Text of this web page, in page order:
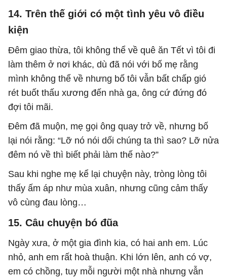
14. Trên thế giới có một tình yêu vô điều
kiện
Đêm giao thừa, tôi không thể về quê ăn Tết vì tôi đi
làm thêm ở nơi khác, dù đã nói với bố mẹ rằng
mình không thể về nhưng bố tôi vẫn bất chấp gió
rét buốt thấu xương đến nhà ga, ông cứ đứng đó
đợi tôi mãi.
Đêm đã muộn, mẹ gọi ông quay trở về, nhưng bố
lại nói rằng: “Lỡ nó nói dối chúng ta thì sao? Lỡ nửa
đêm nó về thì biết phải làm thế nào?”
Sau khi nghe mẹ kể lại chuyện này, tròng lòng tôi
thấy ấm áp như mùa xuân, nhưng cũng cảm thấy
vô cùng đau lòng…
15. Câu chuyện bó đũa
Ngày xưa, ở một gia đình kia, có hai anh em. Lúc
nhỏ, anh em rất hoà thuận. Khi lớn lên, anh có vợ,
em có chồng, tuy mỗi người một nhà nhưng vẫn